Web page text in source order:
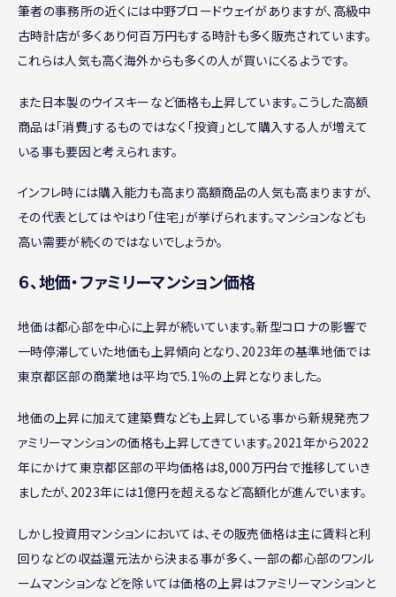
筆者の事務所の近くには中野ブロードウェイがありますが、高級中
古時計店が多くあり何百万円もする時計も多く販売されています。
これらは人気も高く海外からも多くの人が買いにくるようです。
また日本製のウイスキーなど価格も上昇しています。こうした高額
商品は「消費」するものではなく「投資」として購入する人が増えて
いる事も要因と考えられます。
インフレ時には購入能力も高まり高額商品の人気も高まりますが、
その代表としてはやはり「住宅」が挙げられます。マンションなども
高い需要が続くのではないでしょうか。
６、地価・ファミリーマンション価格
地価は都心部を中心に上昇が続いています。新型コロナの影響で
一時停滞していた地価も上昇傾向となり、2023年の基準地価では
東京都区部の商業地は平均で5.1％の上昇となりました。
地価の上昇に加えて建築費なども上昇している事から新規発売フ
ァミリーマンションの価格も上昇してきています。2021年から2022
年にかけて東京都区部の平均価格は8,000万円台で推移していき
ましたが、2023年には1億円を超えるなど高額化が進んでいます。
しかし投資用マンションにおいては、その販売価格は主に賃料と利
回りなどの収益還元法から決まる事が多く、一部の都心部のワンル
ームマンションなどを除いては価格の上昇はファミリーマンションと